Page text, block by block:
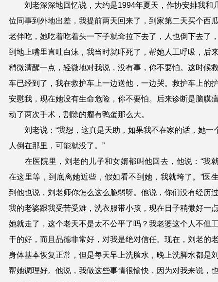
刘老深深地回忆说，大约是1994年夏天，作协安排我和
位同事到外地出差，我提前两天回来了，到家第二天买个西
老伴吃， 她吃着吃着头一下子就耷拉下去了， 人也倒下去了
到地 上嘴里直吐白沫 ，我当时就吓死了，帮她人工呼吸，后
稍微清醒一点， 轻微地对我说 ，没有事 ， 你不要怕。 这时候
车已经到了 ， 我在救护车上一边送他 ， 一边哭。 救护车上的
安慰我 ， 现在她没有生命危险，你不要怕。 后来诊断是脑膜
动了两次手术，割除的瘤有鸭蛋那么大。
刘老说：“我想，这真是天助，如果我不在家的话， 她一
人倒在那里 ， 可能就没了。”
在医院里，刘老的 儿子和女婿都叫他回去， 他说 ：“我
在这里等 ，到底离她近些 ，假如看不到 她，我就垮了 。”医
到他也说 ， 刘 老师你怎么这么脆弱呀。 他说 ， 你们没有经历
我的老婆跟我受苦受难，洗衣服带小孩， 现在 日子稍微好一
她就走了，这个老天不是太不公平了吗？我老婆这个人 不但
干的好，而且品德非常好，对我是绝对信任。 现在，刘老的
身体基本恢复正常，但是每天早上洗脸水，晚上洗脚水都是
帮她调理好。他说 ， 我做这些事情很愉快，因为对我来说 ，